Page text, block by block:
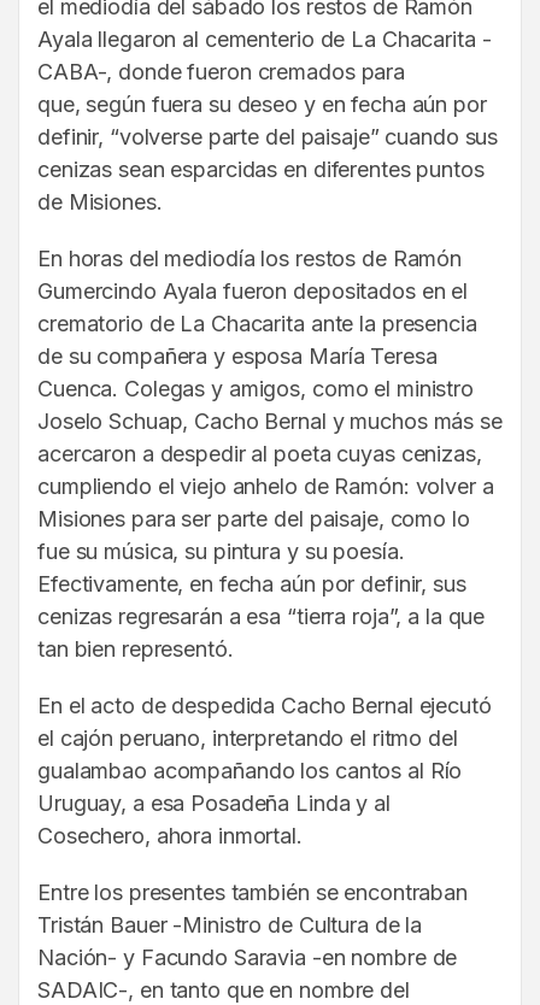
el mediodía del sábado los restos de Ramón
Ayala llegaron al cementerio de La Chacarita -
CABA-, donde fueron cremados para
que, según fuera su deseo y en fecha aún por
definir, “volverse parte del paisaje” cuando sus
cenizas sean esparcidas en diferentes puntos
de Misiones.
En horas del mediodía los restos de Ramón
Gumercindo Ayala fueron depositados en el
crematorio de La Chacarita ante la presencia
de su compañera y esposa María Teresa
Cuenca. Colegas y amigos, como el ministro
Joselo Schuap, Cacho Bernal y muchos más se
acercaron a despedir al poeta cuyas cenizas,
cumpliendo el viejo anhelo de Ramón: volver a
Misiones para ser parte del paisaje, como lo
fue su música, su pintura y su poesía.
Efectivamente, en fecha aún por definir, sus
cenizas regresarán a esa “tierra roja”, a la que
tan bien representó.
En el acto de despedida Cacho Bernal ejecutó
el cajón peruano, interpretando el ritmo del
gualambao acompañando los cantos al Río
Uruguay, a esa Posadeña Linda y al
Cosechero, ahora inmortal.
Entre los presentes también se encontraban
Tristán Bauer -Ministro de Cultura de la
Nación- y Facundo Saravia -en nombre de
SADAIC-, en tanto que en nombre del